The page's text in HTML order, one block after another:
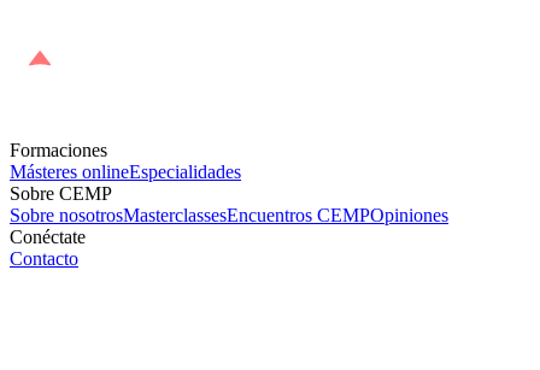
Formaciones
Másteres onlineEspecialidades
Sobre CEMP
Sobre nosotrosMasterclassesEncuentros CEMPOpiniones
Conéctate
Contacto